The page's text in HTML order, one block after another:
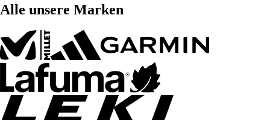
Alle unsere Marken